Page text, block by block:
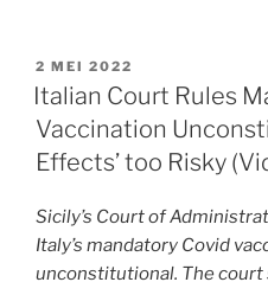
GEPLAATST
OP
2 MEI 2022
Italian Court Rules
Vaccination
Effects’ too Risky
Sicily’s Court of
Italy’s mandatory Covid
unconstitutional. The